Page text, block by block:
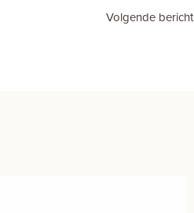
Volgende bericht